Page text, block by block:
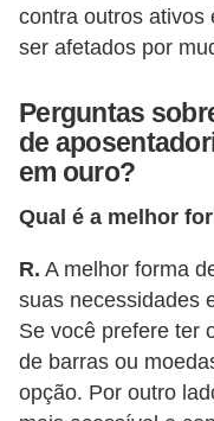
contra outros ativos
ser afetados por
Perguntas
de
em ouro?
Qual é a melhor
R. A melhor forma
suas necessidades
Se você prefere ter
de barras ou
opção. Por outro
o
s
o
d
r
e
n
d
a